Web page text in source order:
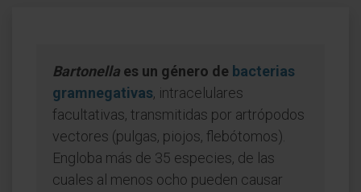
Bartonella es un género de bacterias
gramnegativas, intracelulares
facultativas, transmitidas por artrópodos
vectores (pulgas, piojos, flebótomos).
Engloba más de 35 especies, de las
cuales al menos ocho pueden causar